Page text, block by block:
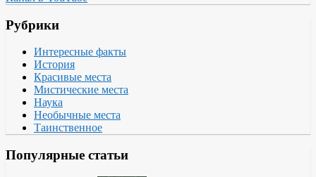
Рубрики
Интересные факты
История
Красивые места
Мистические места
Наука
Необычные места
Таинственное
Популярные статьи